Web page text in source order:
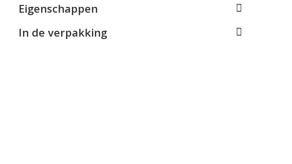
Eigenschappen
In de verpakking